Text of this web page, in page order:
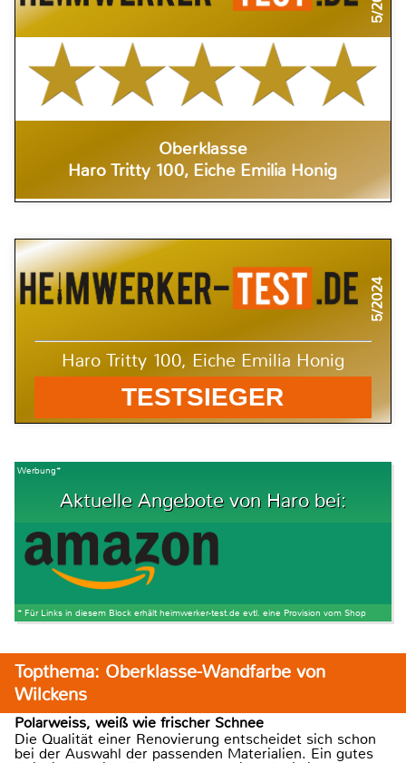
Oberklasse
Haro Tritty 100, Eiche Emilia Honig
5/2024
Haro Tritty 100, Eiche Emilia Honig
TESTSIEGER
Werbung*
Aktuelle Angebote von Haro bei:
* Für Links in diesem Block erhält heimwerker-test.de evtl. eine Provision vom Shop
Topthema: Oberklasse-Wandfarbe von
Wilckens
Polarweiss, weiß wie frischer Schnee
Die Qualität einer Renovierung entscheidet sich schon
bei der Auswahl der passenden Materialien. Ein gutes